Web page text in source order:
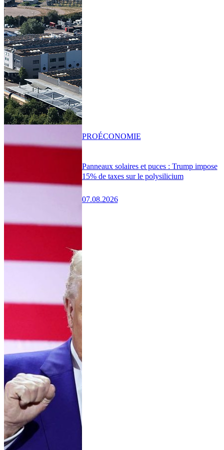
Panneaux solaires et puces : Trump impose
15% de taxes sur le polysilicium
07.08.2026
PROÉCONOMIE